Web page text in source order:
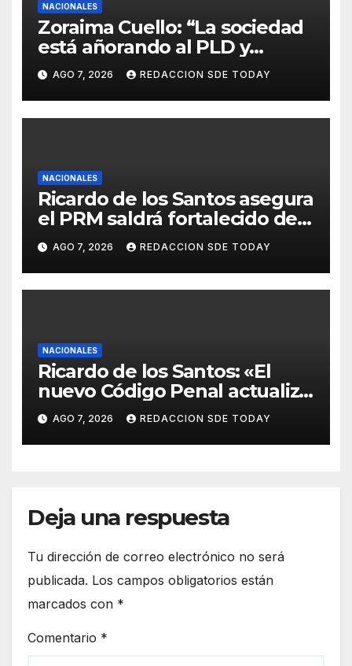
NACIONALES
Zoraima Cuello: “La sociedad
está añorando al PLD y
nuestro deber es comunicar
con la verdad y las
evidencias”
AGO 7, 2026 REDACCION SDE TODAY
NACIONALES
Ricardo de los Santos asegura
el PRM saldrá fortalecido del
proceso interno para escoger
nuevas autoridades
AGO 7, 2026 REDACCION SDE TODAY
NACIONALES
Ricardo de los Santos: «El
nuevo Código Penal actualiza
la legislación y responde a
nuevas realidades delictivas»
AGO 7, 2026 REDACCION SDE TODAY
Deja una respuesta
Tu dirección de correo electrónico no será
publicada. Los campos obligatorios están
marcados con *
Comentario *